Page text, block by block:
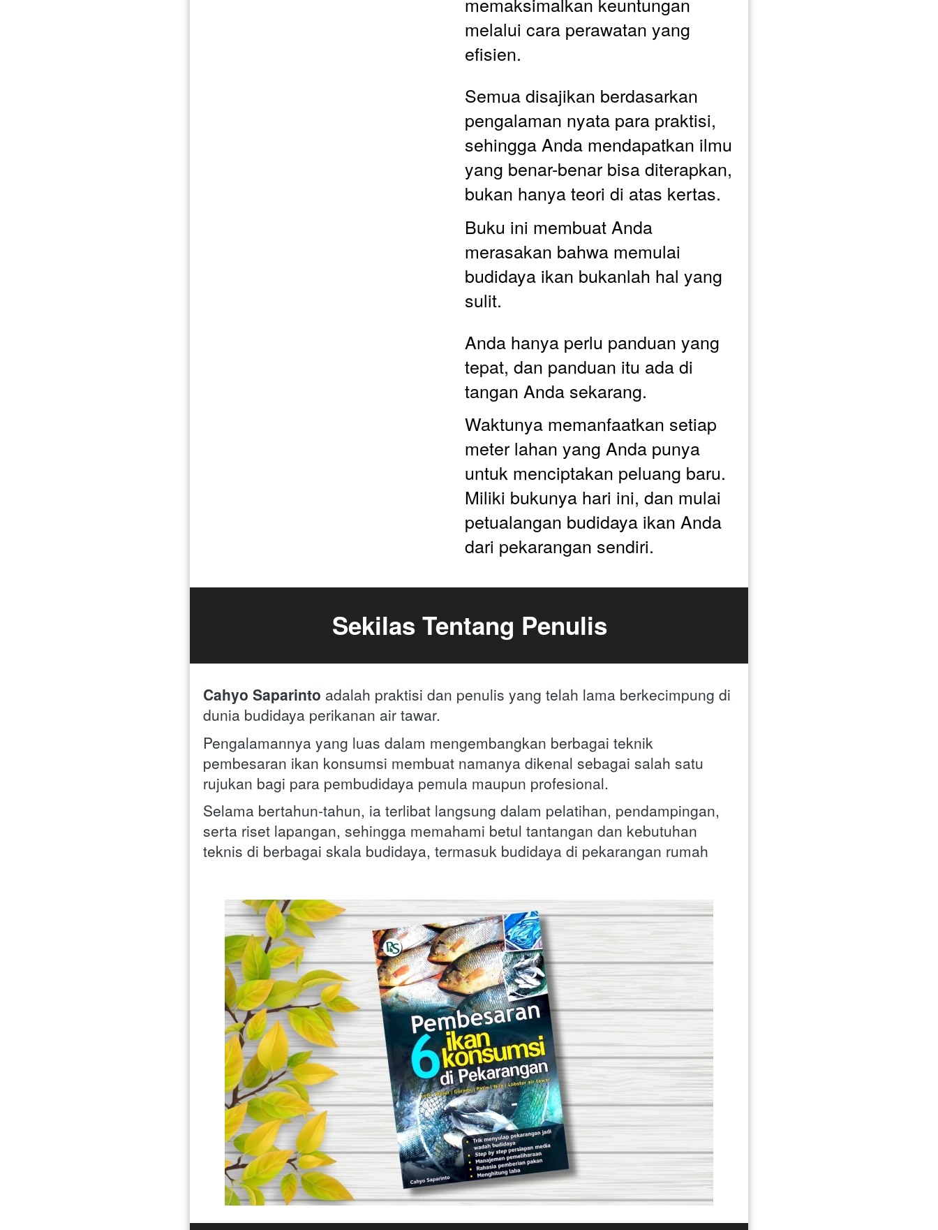
melalui cara perawatan yang
efisien.
Semua disajikan berdasarkan
pengalaman nyata para praktisi,
sehingga Anda mendapatkan ilmu
yang benar-benar bisa diterapkan,
bukan hanya teori di atas kertas.
Buku ini membuat Anda
merasakan bahwa memulai
budidaya ikan bukanlah hal yang
sulit.
Anda hanya perlu panduan yang
tepat, dan panduan itu ada di
tangan Anda sekarang.
Waktunya memanfaatkan setiap
meter lahan yang Anda punya
untuk menciptakan peluang baru.
Miliki bukunya hari ini, dan mulai
petualangan budidaya ikan Anda
dari pekarangan sendiri.
Sekilas Tentang Penulis
Cahyo Saparinto adalah praktisi dan penulis yang telah lama berkecimpung di
dunia budidaya perikanan air tawar.
Pengalamannya yang luas dalam mengembangkan berbagai teknik
pembesaran ikan konsumsi membuat namanya dikenal sebagai salah satu
rujukan bagi para pembudidaya pemula maupun profesional.
Selama bertahun-tahun, ia terlibat langsung dalam pelatihan, pendampingan,
serta riset lapangan, sehingga memahami betul tantangan dan kebutuhan
teknis di berbagai skala budidaya, termasuk budidaya di pekarangan rumah